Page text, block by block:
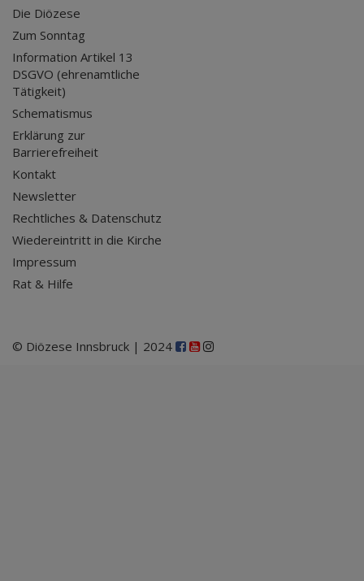
Die Diözese
Zum Sonntag
Information Artikel 13
DSGVO (ehrenamtliche
Tätigkeit)
Schematismus
Erklärung zur
Barrierefreiheit
Kontakt
Newsletter
Rechtliches & Datenschutz
Wiedereintritt in die Kirche
Impressum
Rat & Hilfe
© Diözese Innsbruck | 2024